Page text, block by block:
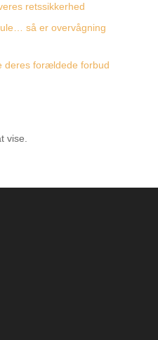
retssikkerhed
så er overvågning
deres forældede forbud
vise.